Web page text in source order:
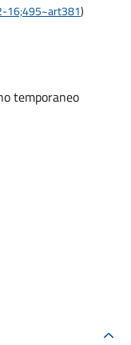
16;495~art381)
temporaneo